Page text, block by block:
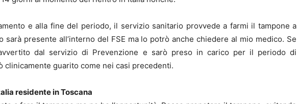
e alla fine del periodo, il servizio sanitario provvede a farmi il tampone a
sarà presente all’interno del FSE ma lo potrò anche chiedere al mio medico. Se
dal servizio di Prevenzione e sarò preso in carico per il periodo di
clinicamente guarito come nei casi precedenti.
residente in Toscana